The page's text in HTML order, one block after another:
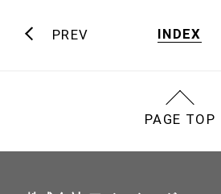
PREV INDEX
PAGE TOP